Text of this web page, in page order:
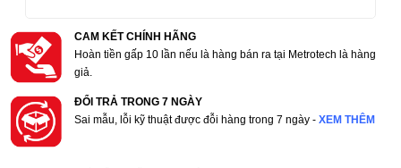
CAM KẾT CHÍNH HÃNG
Hoàn tiền gấp 10 lần nếu là hàng bán ra tại Metrotech là hàng
giả.
ĐỔI TRẢ TRONG 7 NGÀY
Sai mẫu, lỗi kỹ thuật được đỗi hàng trong 7 ngày - XEM THÊM